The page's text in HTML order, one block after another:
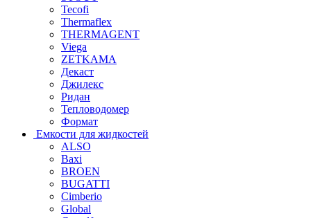
Tecofi
Thermaflex
THERMAGENT
Viega
ZETKAMA
Декаст
Джилекс
Ридан
Тепловодомер
Формат
Емкости для жидкостей
ALSO
Baxi
BROEN
BUGATTI
Cimberio
Global